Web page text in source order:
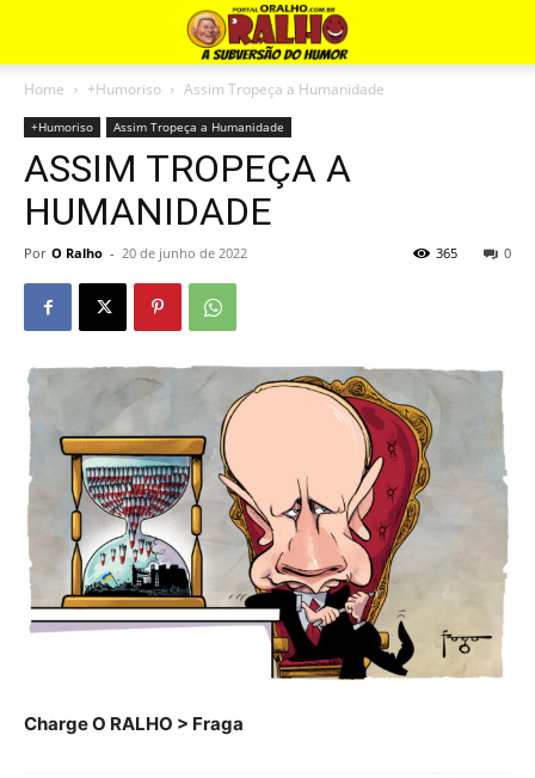
Home +Humoriso Assim Tropeça a Humanidade
+Humoriso Assim Tropeça a Humanidade
ASSIM TROPEÇA A
HUMANIDADE
Por O Ralho - 20 de junho de 2022 0
365
Charge O RALHO > Fraga